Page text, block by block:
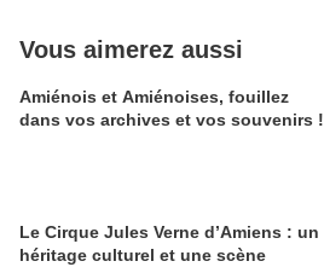
Vous aimerez aussi
Amiénois et Amiénoises, fouillez
dans vos archives et vos souvenirs !
Le Cirque Jules Verne d’Amiens : un
héritage culturel et une scène